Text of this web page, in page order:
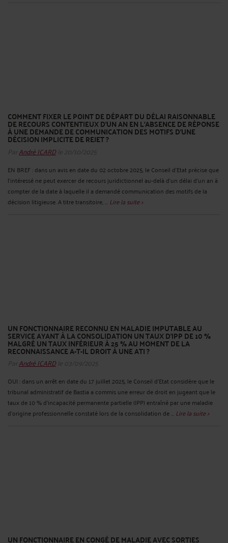
COMMENT FIXER LE POINT DE DÉPART DU DÉLAI RAISONNABLE
DE RECOURS CONTENTIEUX D’UN AN EN L’ABSENCE DE RÉPONSE
À UNE DEMANDE DE COMMUNICATION DES MOTIFS D’UNE
DÉCISION IMPLICITE DE REJET ?
ParAndré ICARDle 20/10/2025
EN BREF : dans un avis en date du 02 octobre 2025, le Conseil d’Etat précise que
l’intéressé ne peut exercer de recours juridictionnel au-delà d’un délai d’un an à
compter de la date à laquelle il a demandé communication des motifs de la
décision litigieuse. A titre transitoire, ... Lire la suite >
UN FONCTIONNAIRE RECONNU EN MALADIE IMPUTABLE AU
SERVICE AYANT À LA CONSOLIDATION UN TAUX D’IPP DE 10 %
MALGRÉ UN TAUX INFÉRIEUR À 25 % AU MOMENT DE LA
RECONNAISSANCE A-T-IL DROIT À UNE ATI ?
ParAndré ICARDle 03/09/2025
OUI : dans un arrêt en date du 17 juillet 2025, le Conseil d’Etat considère que le
tribunal administratif de Bastia a commis une erreur de droit en jugeant que le
taux de 10 % d'incapacité permanente partielle (IPP) entraîné par une maladie
d’origine professionnelle constaté lors de la consolidation de ... Lire la suite >
UN FONCTIONNAIRE EN CONGÉ DE MALADIE AVEC SORTIES